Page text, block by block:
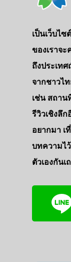
เป็นเว็บไ
ของเราจ
ถึงประเท
จากชาวไ
เช่น สถาน
รีวิวเชิงลึ
อยากมา เ
บทความไ
ตัวเองกันเ